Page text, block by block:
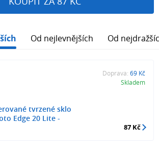
Od nejlevnějších Od
tvrzené sklo
Edge 20 Lite -
Doprava: 69 Kč
Skladem
87 Kč